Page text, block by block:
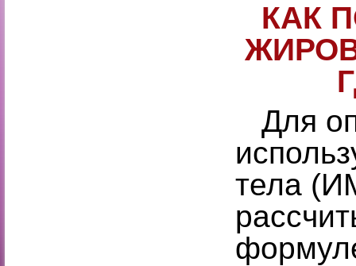
КАК
Для
тела